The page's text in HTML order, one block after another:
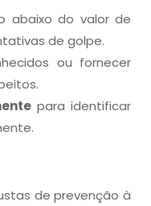
abaixo do valor de
de golpe.
ou fornecer
para identificar
de prevenção à